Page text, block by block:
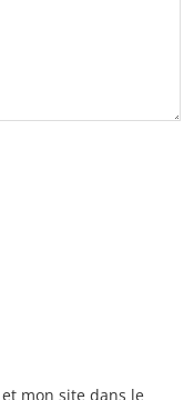
mon site dans le